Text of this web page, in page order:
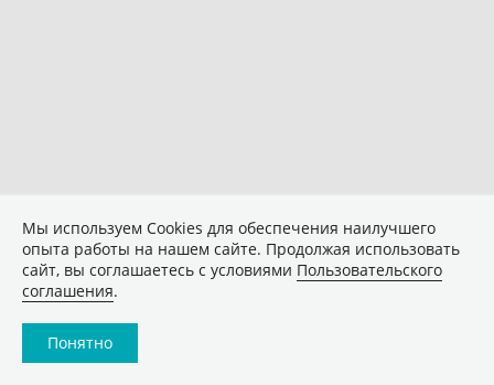
Мы используем Сookies для обеспечения наилучшего
опыта работы на нашем сайте. Продолжая использовать
сайт, вы соглашаетесь с условиями Пользовательского
соглашения.
Понятно